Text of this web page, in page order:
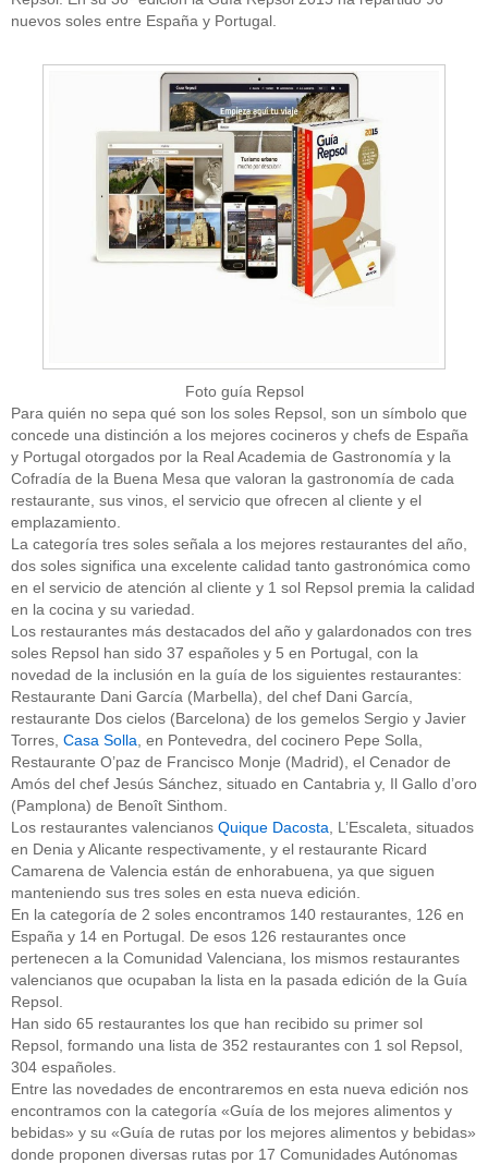
nuevos soles entre España y Portugal.
Foto guía Repsol
Para quién no sepa qué son los soles Repsol, son un símbolo que
concede una distinción a los mejores cocineros y chefs de España
y Portugal otorgados por la Real Academia de Gastronomía y la
Cofradía de la Buena Mesa que valoran la gastronomía de cada
restaurante, sus vinos, el servicio que ofrecen al cliente y el
emplazamiento.
La categoría tres soles señala a los mejores restaurantes del año,
dos soles significa una excelente calidad tanto gastronómica como
en el servicio de atención al cliente y 1 sol Repsol premia la calidad
en la cocina y su variedad.
Los restaurantes más destacados del año y galardonados con tres
soles Repsol han sido 37 españoles y 5 en Portugal, con la
novedad de la inclusión en la guía de los siguientes restaurantes:
Restaurante Dani García (Marbella), del chef Dani García,
restaurante Dos cielos (Barcelona) de los gemelos Sergio y Javier
Torres, Casa Solla , en Pontevedra, del cocinero Pepe Solla,
Restaurante O’paz de Francisco Monje (Madrid), el Cenador de
Amós del chef Jesús Sánchez, situado en Cantabria y, Il Gallo d’oro
(Pamplona) de Benoît Sinthom.
Los restaurantes valencianos Quique Dacosta , L’Escaleta, situados
en Denia y Alicante respectivamente, y el restaurante Ricard
Camarena de Valencia están de enhorabuena, ya que siguen
manteniendo sus tres soles en esta nueva edición.
En la categoría de 2 soles encontramos 140 restaurantes, 126 en
España y 14 en Portugal. De esos 126 restaurantes once
pertenecen a la Comunidad Valenciana, los mismos restaurantes
valencianos que ocupaban la lista en la pasada edición de la Guía
Repsol.
Han sido 65 restaurantes los que han recibido su primer sol
Repsol, formando una lista de 352 restaurantes con 1 sol Repsol,
304 españoles.
Entre las novedades de encontraremos en esta nueva edición nos
encontramos con la categoría «Guía de los mejores alimentos y
bebidas» y su «Guía de rutas por los mejores alimentos y bebidas»
donde proponen diversas rutas por 17 Comunidades Autónomas